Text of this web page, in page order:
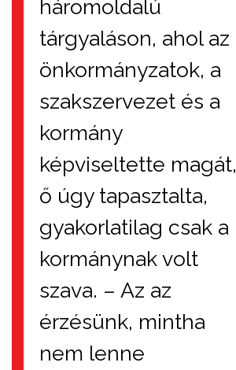
háromoldalú
tárgyaláson, ahol az
önkormányzatok, a
szakszervezet és a
kormány
képviseltette magát,
ő úgy tapasztalta,
gyakorlatilag csak a
kormánynak volt
szava. – Az az
érzésünk, mintha
nem lenne